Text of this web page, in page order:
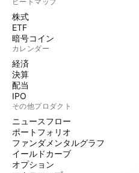
株式
ETF
暗号コイン
カレンダー
経済
決算
配当
IPO
その他プロダクト
ニュースフロー
ポートフォリオ
ファンダメンタルグラフ
イールドカーブ
オプション